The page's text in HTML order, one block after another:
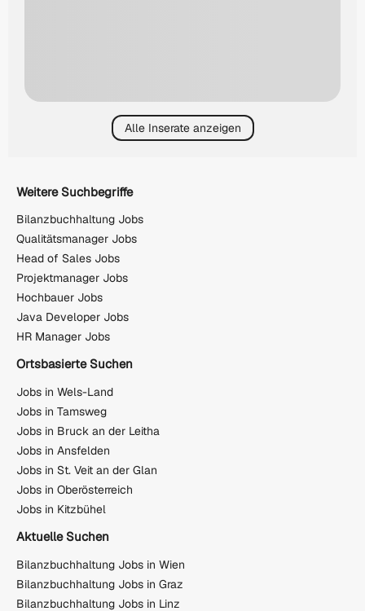
Alle Inserate anzeigen
Weitere Suchbegriffe
Bilanzbuchhaltung Jobs
Qualitätsmanager Jobs
Head of Sales Jobs
Projektmanager Jobs
Hochbauer Jobs
Java Developer Jobs
HR Manager Jobs
Ortsbasierte Suchen
Jobs in Wels-Land
Jobs in Tamsweg
Jobs in Bruck an der Leitha
Jobs in Ansfelden
Jobs in St. Veit an der Glan
Jobs in Oberösterreich
Jobs in Kitzbühel
Aktuelle Suchen
Bilanzbuchhaltung Jobs in Wien
Bilanzbuchhaltung Jobs in Graz
Bilanzbuchhaltung Jobs in Linz